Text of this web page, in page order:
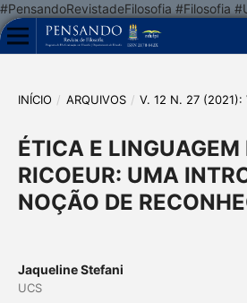
#PensandoRevistadeFilosofia #Filosofia
INÍCIO / ARQUIVOS / V. 12 N. 27 (2021):
ÉTICA E LINGUAGEM
RICOEUR: UMA
NOÇÃO DE
Jaqueline Stefani
UCS